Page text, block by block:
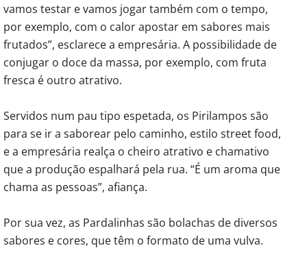
vamos testar e vamos jogar também com o tempo,
por exemplo, com o calor apostar em sabores mais
frutados”, esclarece a empresária. A possibilidade de
conjugar o doce da massa, por exemplo, com fruta
fresca é outro atrativo.
Servidos num pau tipo espetada, os Pirilampos são
para se ir a saborear pelo caminho, estilo street food,
e a empresária realça o cheiro atrativo e chamativo
que a produção espalhará pela rua. “É um aroma que
chama as pessoas”, afiança.
Por sua vez, as Pardalinhas são bolachas de diversos
sabores e cores, que têm o formato de uma vulva.